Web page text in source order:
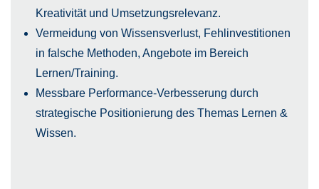
Kreativität und Umsetzungsrelevanz.
Vermeidung von Wissensverlust, Fehlinvestitionen
in falsche Methoden, Angebote im Bereich
Lernen/Training.
Messbare Performance-Verbesserung durch
strategische Positionierung des Themas Lernen &
Wissen.